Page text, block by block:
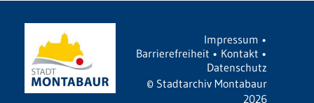
Impressum •
Barrierefreiheit • Kontakt •
Datenschutz
© Stadtarchiv Montabaur
2026